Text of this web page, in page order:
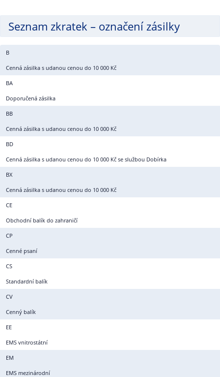
Seznam zkratek – označení zásilky
B
Cenná zásilka s udanou cenou do 10 000 Kč
BA
Doporučená zásilka
BB
Cenná zásilka s udanou cenou do 10 000 Kč
BD
Cenná zásilka s udanou cenou do 10 000 Kč se službou Dobírka
BX
Cenná zásilka s udanou cenou do 10 000 Kč
CE
Obchodní balík do zahraničí
CP
Cenné psaní
CS
Standardní balík
CV
Cenný balík
EE
EMS vnitrostátní
EM
EMS mezinárodní